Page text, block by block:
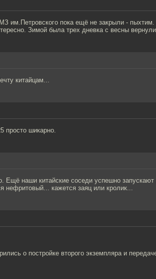
им.Петровского пока ещё не закрыли -
Зимой была трех дневка с весны
китайцам...
просто шикарно.
Ещё наши китайские соседи успешно запускают
нефритовый... кажется заяц или кролик...
о постройке второго экземпляра и